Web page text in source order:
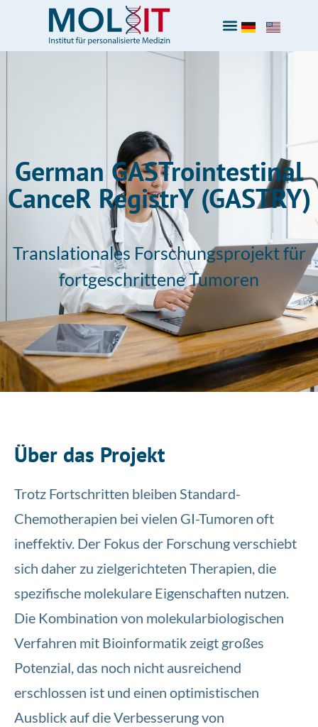
German GASTrointestinal
CanceR RegistrY (GASTRY)
Translationales Forschungsprojekt für
fortgeschrittene Tumoren
Über das Projekt
Trotz Fortschritten bleiben Standard-
Chemotherapien bei vielen GI-Tumoren oft
ineffektiv. Der Fokus der Forschung verschiebt
sich daher zu zielgerichteten Therapien, die
spezifische molekulare Eigenschaften nutzen.
Die Kombination von molekularbiologischen
Verfahren mit Bioinformatik zeigt großes
Potenzial, das noch nicht ausreichend
erschlossen ist und einen optimistischen
Ausblick auf die Verbesserung von